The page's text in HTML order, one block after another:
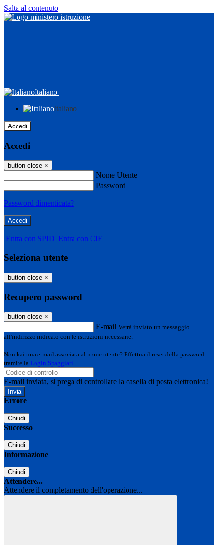
Salta al contenuto
Italiano
Italiano
Accedi
Accedi
button close ×
Nome Utente
Password
Password dimenticata?
-
Entra con SPID Entra con CIE
Seleziona utente
button close ×
Recupero password
button close ×
E-mail Verrà inviato un messaggio
all'indirizzo indicato con le istruzioni necessarie.
Non hai una e-mail associata al nome utente? Effettua il reset della password
tramite la Login Spaggiari
E-mail inviata, si prega di controllare la casella di posta elettronica!
Errore
Chiudi
Successo
Chiudi
Informazione
Chiudi
Attendere...
Attendere il completamento dell'operazione...